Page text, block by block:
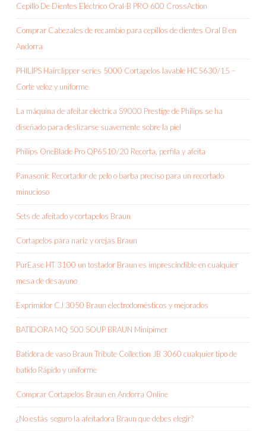
Cepillo De Dientes Eléctrico Oral-B PRO 600 CrossAction
Comprar Cabezales de recambio para cepillos de dientes Oral B en
Andorra
PHILIPS Hairclipper series 5000 Cortapelos lavable HC5630/15 –
Corte veloz y uniforme
La máquina de afeitar eléctrica S9000 Prestige de Philips se ha
diseñado para deslizarse suavemente sobre la piel
Philips OneBlade Pro QP6510/20 Recorta, perfila y afeita
Panasonic Recortador de pelo o barba preciso para un recortado
minucioso
Sets de afeitado y cortapelos Braun
Cortapelos para nariz y orejas Braun
PurEase HT 3100 un tostador Braun es imprescindible en cualquier
mesa de desayuno
Exprimidor CJ 3050 Braun electrodomésticos y mejorados
BATIDORA MQ 500 SOUP BRAUN Minipimer
Batidora de vaso Braun Tribute Collection JB 3060 cualquier tipo de
batido Rápido y uniforme
Comprar Cortapelos Braun en Andorra Online
¿No estás seguro la afeitadora Braun que debes elegir?